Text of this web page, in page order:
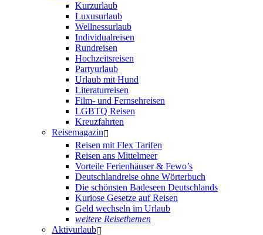
Kurzurlaub
Luxusurlaub
Wellnessurlaub
Individualreisen
Rundreisen
Hochzeitsreisen
Partyurlaub
Urlaub mit Hund
Literaturreisen
Film- und Fernsehreisen
LGBTQ Reisen
Kreuzfahrten
Reisemagazin
Reisen mit Flex Tarifen
Reisen ans Mittelmeer
Vorteile Ferienhäuser & Fewo’s
Deutschlandreise ohne Wörterbuch
Die schönsten Badeseen Deutschlands
Kuriose Gesetze auf Reisen
Geld wechseln im Urlaub
weitere Reisethemen
Aktivurlaub